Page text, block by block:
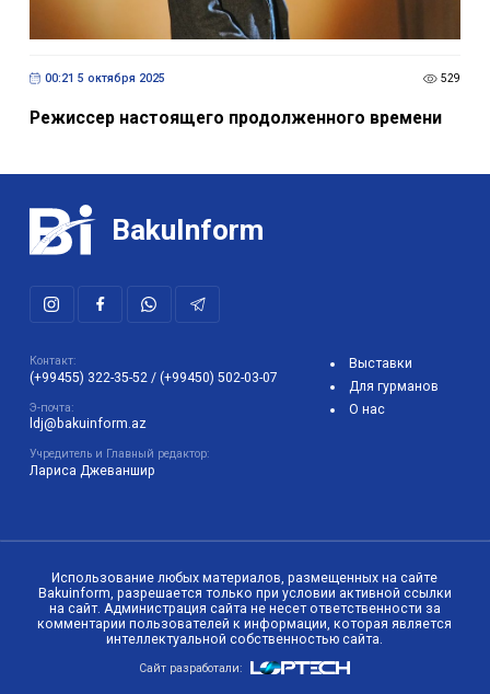
00:21 5 октября 2025 529
Режиссер настоящего продолженного времени
BakuInform
Контакт:
(+99455) 322-35-52 / (+99450) 502-03-07
Э-почта:
ldj@bakuinform.az
Учредитель и Главный редактор:
Лариса Джеваншир
Выставки
Для гурманов
О нас
Использование любых материалов, размещенных на сайте
Bakuinform, разрешается только при условии активной ссылки
на сайт. Администрация сайта не несет ответственности за
комментарии пользователей к информации, которая является
интеллектуальной собственностью сайта.
Сайт разработали: